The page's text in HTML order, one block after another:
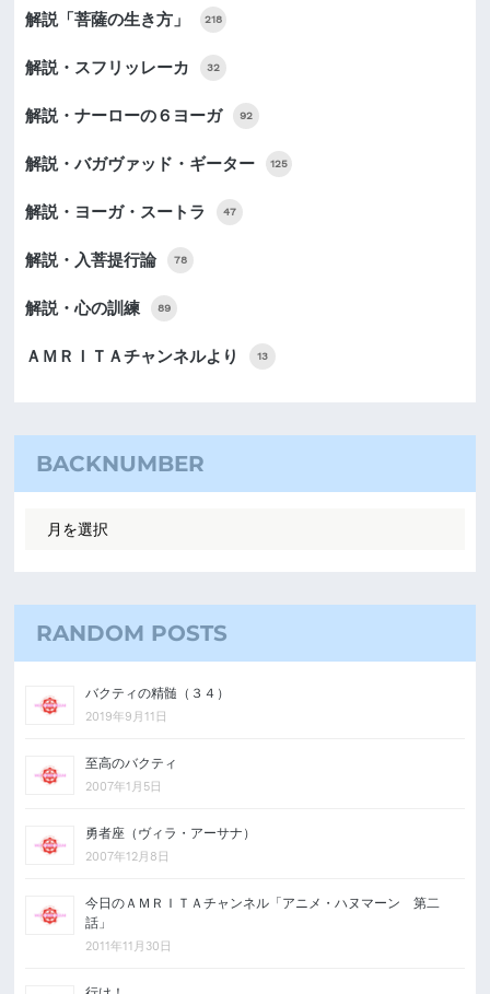
解説「菩薩の生き方」 218
解説・スフリッレーカ 32
解説・ナーローの６ヨーガ 92
解説・バガヴァッド・ギーター 125
解説・ヨーガ・スートラ 47
解説・入菩提行論 78
解説・心の訓練 89
ＡＭＲＩＴＡチャンネルより 13
BACKNUMBER
RANDOM POSTS
バクティの精髄（３４）
2019年9月11日
至高のバクティ
2007年1月5日
勇者座（ヴィラ・アーサナ）
2007年12月8日
今日のＡＭＲＩＴＡチャンネル「アニメ・ハヌマーン 第二
話」
2011年11月30日